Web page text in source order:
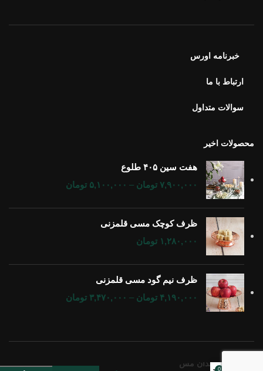
خبرنامه اورس
ارتباط با ما
سوالات متداول
محصولات اخیر
هفت سین ۴۰۵ طلوع
۷,۹۰۰,۰۰۰ تومان – ۵,۱۰۰,۰۰۰ تومان
ظرف کوچک مسی قلمزنی
۱,۲۸۰,۰۰۰ تومان
ظرف نیم گود مسی قلمزنی
۴,۱۹۰,۰۰۰ تومان – ۳,۴۷۰,۰۰۰ تومان
گلدان مس
0